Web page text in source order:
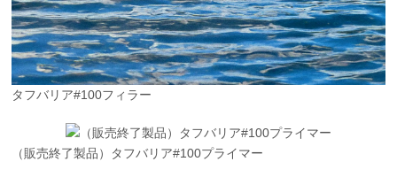
タフバリア#100フィラー
（販売終了製品）タフバリア#100プライマー